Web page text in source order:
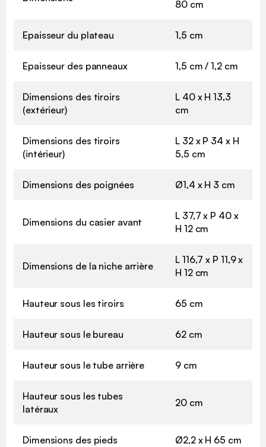
80 cm
Epaisseur du plateau 1,5 cm
Epaisseur des panneaux 1,5 cm / 1,2 cm
Dimensions des tiroirs
(extérieur)
L 40 x H 13,3
cm
Dimensions des tiroirs
(intérieur)
L 32 x P 34 x H
5,5 cm
Dimensions des poignées Ø1,4 x H 3 cm
Dimensions du casier avant
L 37,7 x P 40 x
H 12 cm
Dimensions de la niche arrière
L 116,7 x P 11,9 x
H 12 cm
Hauteur sous les tiroirs 65 cm
Hauteur sous le bureau 62 cm
Hauteur sous le tube arrière 9 cm
Hauteur sous les tubes
latéraux
20 cm
Dimensions des pieds Ø2,2 x H 65 cm